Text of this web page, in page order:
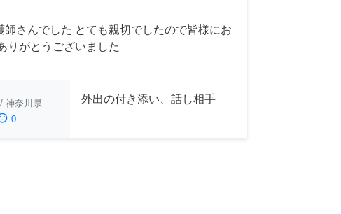
師さんでした とても親切でしたので皆様にお
りがとうございました
/ 神奈川県
0
外出の付き添い、話し相手